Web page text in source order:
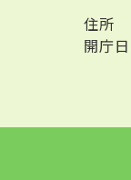
住所
開庁